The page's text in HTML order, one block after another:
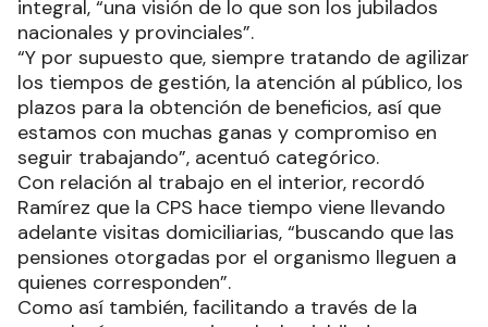
integral, “una visión de lo que son los jubilados
nacionales y provinciales”.
“Y por supuesto que, siempre tratando de agilizar
los tiempos de gestión, la atención al público, los
plazos para la obtención de beneficios, así que
estamos con muchas ganas y compromiso en
seguir trabajando”, acentuó categórico.
Con relación al trabajo en el interior, recordó
Ramírez que la CPS hace tiempo viene llevando
adelante visitas domiciliarias, “buscando que las
pensiones otorgadas por el organismo lleguen a
quienes corresponden”.
Como así también, facilitando a través de la